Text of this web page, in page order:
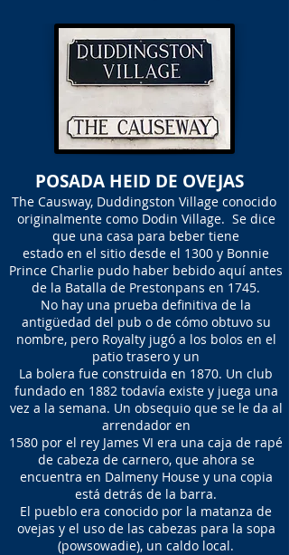
POSADA HEID DE OVEJAS
The Causway, Duddingston Village conocido
originalmente como Dodin Village. Se dice
que una casa para beber tiene
estado en el sitio desde el 1300 y Bonnie
Prince Charlie pudo haber bebido aquí antes
de la Batalla de Prestonpans en 1745.
No hay una prueba definitiva de la
antigüedad del pub o de cómo obtuvo su
nombre, pero Royalty jugó a los bolos en el
patio trasero y un
La bolera fue construida en 1870. Un club
fundado en 1882 todavía existe y juega una
vez a la semana. Un obsequio que se le da al
arrendador en
1580 por el rey James VI era una caja de rapé
de cabeza de carnero, que ahora se
encuentra en Dalmeny House y una copia
está detrás de la barra.
El pueblo era conocido por la matanza de
ovejas y el uso de las cabezas para la sopa
(powsowadie), un caldo local.